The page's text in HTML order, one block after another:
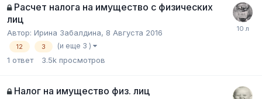
Расчет налога на имущество с физических
лиц
Автор: Ирина Забалдина, 8 Августа 2016
12 3 (и еще 3 )
1 ответ 3.5k просмотров
Налог на имущество физ. лиц